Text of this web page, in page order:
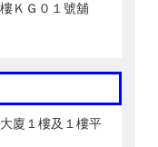
ＫＧ０１號舖
廈１樓及１樓平